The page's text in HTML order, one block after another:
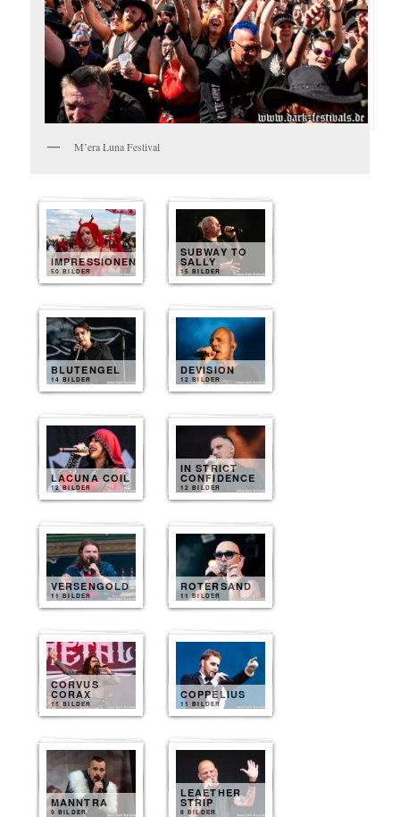
M’era Luna Festival
IMPRESSIONEN
50 BILDER
SUBWAY TO
SALLY
15 BILDER
BLUTENGEL
14 BILDER
DEVISION
12 BILDER
LACUNA COIL
12 BILDER
IN STRICT
CONFIDENCE
12 BILDER
VERSENGOLD
11 BILDER
ROTERSAND
11 BILDER
CORVUS
CORAX
11 BILDER
COPPELIUS
11 BILDER
MANNTRA
9 BILDER
LEAETHER
STRIP
8 BILDER